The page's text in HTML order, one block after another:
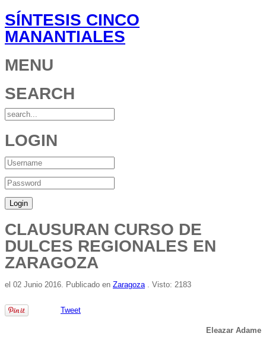
SÍNTESIS CINCO
MANANTIALES
MENU
SEARCH
LOGIN
CLAUSURAN CURSO DE
DULCES REGIONALES EN
ZARAGOZA
el 02 Junio 2016. Publicado en Zaragoza. Visto: 2183
Tweet
Eleazar Adame